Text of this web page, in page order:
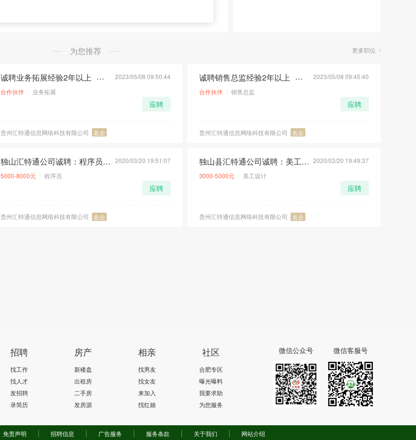
为您推荐 更多职位
2023/05/08 09:50:44
诚聘业务拓展经验2年以上 荐
急
合作伙伴
业务拓展
应聘
贵州汇特通信息网络科技有限公司 名企
2023/05/08 09:45:40
诚聘销售总监经验2年以上 荐
急
合作伙伴
销售总监
应聘
贵州汇特通信息网络科技有限公司 名企
2020/03/20 19:51:07
独山汇特通公司诚聘：程序员经验2年以上 荐
急
5000-8000元
程序员
应聘
贵州汇特通信息网络科技有限公司 名企
2020/03/20 19:49:37
独山县汇特通公司诚聘：美工设计经验2年以上 荐
急
3000-5000元
美工设计
应聘
贵州汇特通信息网络科技有限公司 名企
招聘
找工作
找人才
发招聘
录简历
房产
新楼盘
出租房
二手房
发房源
相亲
找男友
找女友
来加入
找红娘
社区
合肥专区
曝光曝料
我要求助
为您服务
微信公众号 微信客服号
免责声明 招聘信息 广告服务 服务条款 关于我们 网站介绍